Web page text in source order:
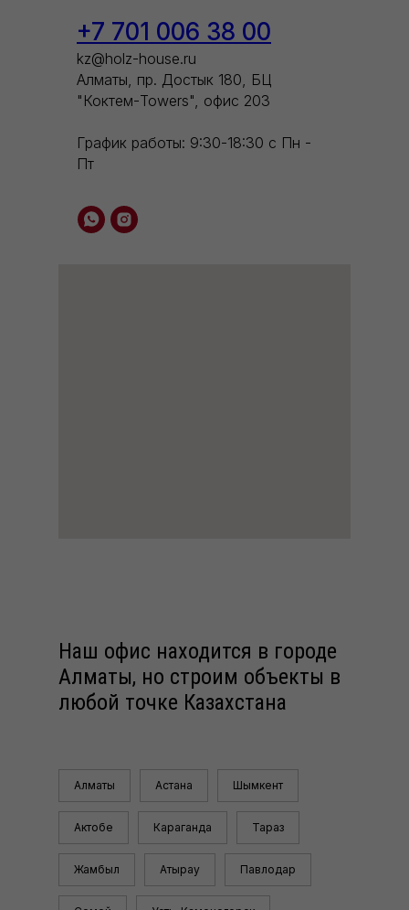
+7 701 006 38 00
kz@holz-house.ru
Алматы, пр. Достык 180, БЦ
"Коктем-Towers", офис 203
График работы: 9:30-18:30 с Пн -
Пт
Наш офис находится в городе
Алматы, но строим объекты в
любой точке Казахстана
Алматы Астана Шымкент
Актобе Караганда Тараз
Жамбыл Атырау Павлодар